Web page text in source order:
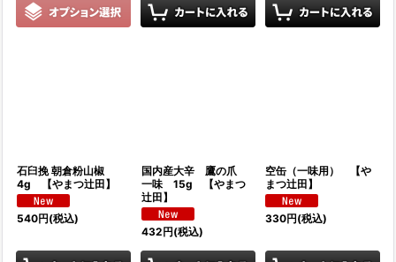
石臼挽 朝倉粉山椒
4g 【やまつ辻田】
540円(税込)
国内産大辛 鷹の爪
一味 15g 【やまつ
辻田】
432円(税込)
空缶（一味用） 【や
まつ辻田】
330円(税込)